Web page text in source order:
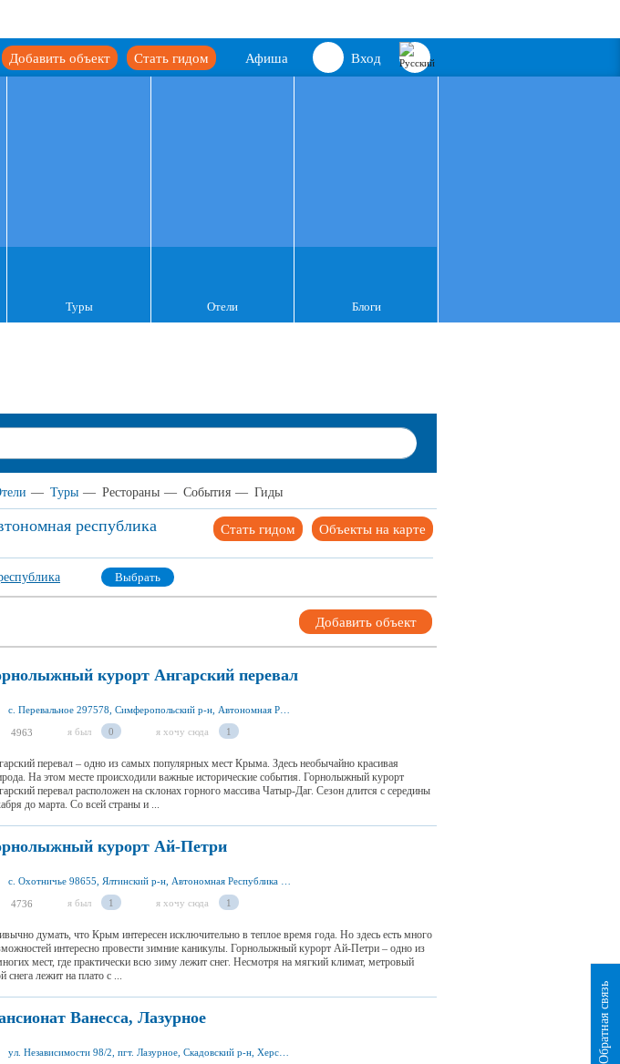
Вход
Афиша
Стать гидом
Добавить объект
Туры Отели Блоги
— Туры — Рестораны — События — Гиды
республика Объекты на карте
Стать гидом
Выбрать
Добавить объект
курорт Ангарский перевал
4963 я был 0 я хочу сюда 1
перевал – одно из самых популярных мест Крыма. Здесь необычайно красивая
На этом месте происходили важные исторические события. Горнолыжный курорт
перевал расположен на склонах горного массива Чатыр-Даг. Сезон длится с середины
до марта. Со всей страны и ...
курорт Ай-Петри
4736 я был 1 я хочу сюда 1
думать, что Крым интересен исключительно в теплое время года. Но здесь есть много
интересно провести зимние каникулы. Горнолыжный курорт Ай-Петри – одно из
мест, где практически всю зиму лежит снег. Несмотря на мягкий климат, метровый
снега лежит на плато с ...
Ванесса, Лазурное Обратная связь